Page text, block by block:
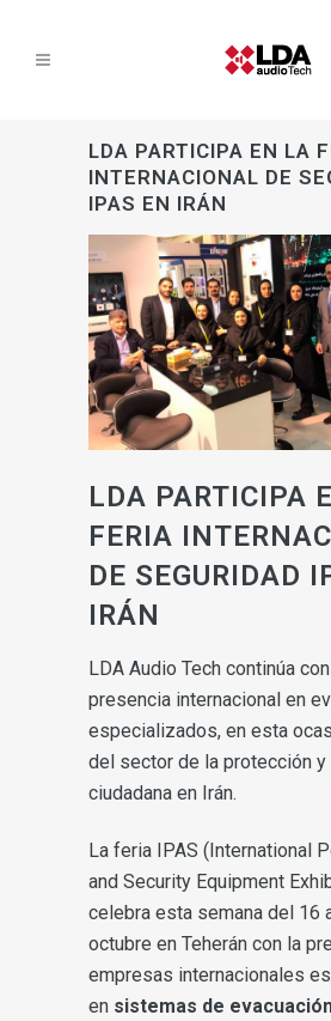
LDA PARTICIPA EN LA
INTERNACIONAL DE
IPAS EN IRÁN
LDA PARTICIPA
FERIA
DE SEGURIDAD
IRÁN
LDA Audio Tech continúa
presencia internacional en
especializados, en esta
del sector de la protección
ciudadana en Irán.
La feria IPAS (International
and Security Equipment
celebra esta semana del 16
octubre en Teherán con la
empresas internacionales
en sistemas de